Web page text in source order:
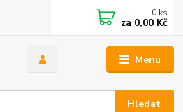
Menu
Hledat
0 ks
za 0,00 Kč